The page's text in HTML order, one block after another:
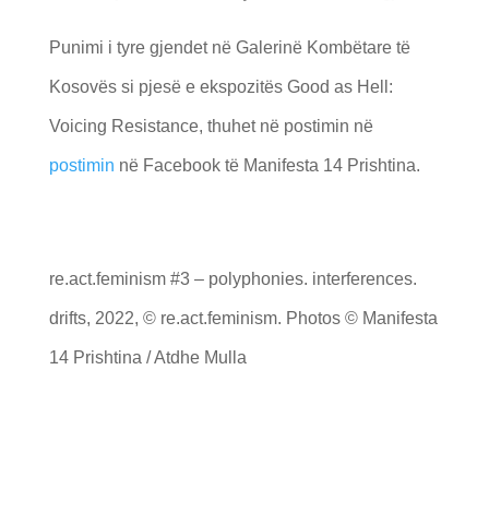
Punimi i tyre gjendet në Galerinë Kombëtare të
Kosovës si pjesë e ekspozitës Good as Hell:
Voicing Resistance, thuhet në postimin në
postimin në Facebook të Manifesta 14 Prishtina.
re.act.feminism #3 – polyphonies. interferences.
drifts, 2022, © re.act.feminism. Photos © Manifesta
14 Prishtina / Atdhe Mulla